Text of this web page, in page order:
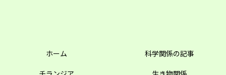
ホーム
科学関係の記事